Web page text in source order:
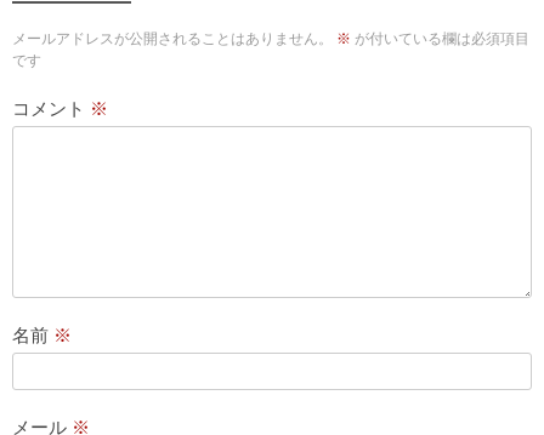
メールアドレスが公開されることはありません。 ※ が付いている欄は必須項目
です
コメント ※
名前 ※
メール ※